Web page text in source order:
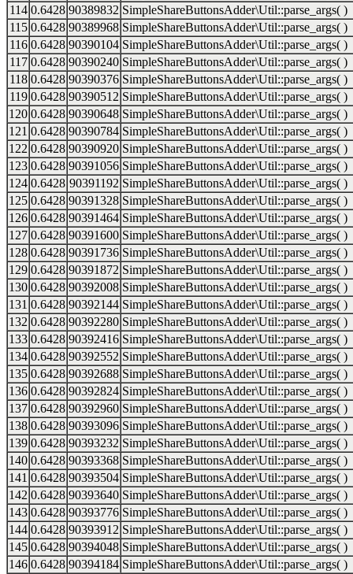
114 0.6428 90389832 SimpleShareButtonsAdder\Util::parse_args( )
115 0.6428 90389968 SimpleShareButtonsAdder\Util::parse_args( )
116 0.6428 90390104 SimpleShareButtonsAdder\Util::parse_args( )
117 0.6428 90390240 SimpleShareButtonsAdder\Util::parse_args( )
118 0.6428 90390376 SimpleShareButtonsAdder\Util::parse_args( )
119 0.6428 90390512 SimpleShareButtonsAdder\Util::parse_args( )
120 0.6428 90390648 SimpleShareButtonsAdder\Util::parse_args( )
121 0.6428 90390784 SimpleShareButtonsAdder\Util::parse_args( )
122 0.6428 90390920 SimpleShareButtonsAdder\Util::parse_args( )
123 0.6428 90391056 SimpleShareButtonsAdder\Util::parse_args( )
124 0.6428 90391192 SimpleShareButtonsAdder\Util::parse_args( )
125 0.6428 90391328 SimpleShareButtonsAdder\Util::parse_args( )
126 0.6428 90391464 SimpleShareButtonsAdder\Util::parse_args( )
127 0.6428 90391600 SimpleShareButtonsAdder\Util::parse_args( )
128 0.6428 90391736 SimpleShareButtonsAdder\Util::parse_args( )
129 0.6428 90391872 SimpleShareButtonsAdder\Util::parse_args( )
130 0.6428 90392008 SimpleShareButtonsAdder\Util::parse_args( )
131 0.6428 90392144 SimpleShareButtonsAdder\Util::parse_args( )
132 0.6428 90392280 SimpleShareButtonsAdder\Util::parse_args( )
133 0.6428 90392416 SimpleShareButtonsAdder\Util::parse_args( )
134 0.6428 90392552 SimpleShareButtonsAdder\Util::parse_args( )
135 0.6428 90392688 SimpleShareButtonsAdder\Util::parse_args( )
136 0.6428 90392824 SimpleShareButtonsAdder\Util::parse_args( )
137 0.6428 90392960 SimpleShareButtonsAdder\Util::parse_args( )
138 0.6428 90393096 SimpleShareButtonsAdder\Util::parse_args( )
139 0.6428 90393232 SimpleShareButtonsAdder\Util::parse_args( )
140 0.6428 90393368 SimpleShareButtonsAdder\Util::parse_args( )
141 0.6428 90393504 SimpleShareButtonsAdder\Util::parse_args( )
142 0.6428 90393640 SimpleShareButtonsAdder\Util::parse_args( )
143 0.6428 90393776 SimpleShareButtonsAdder\Util::parse_args( )
144 0.6428 90393912 SimpleShareButtonsAdder\Util::parse_args( )
145 0.6428 90394048 SimpleShareButtonsAdder\Util::parse_args( )
146 0.6428 90394184 SimpleShareButtonsAdder\Util::parse_args( )